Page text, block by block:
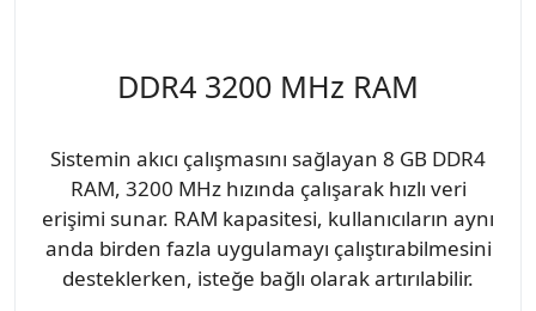
DDR4 3200 MHz RAM
Sistemin akıcı çalışmasını sağlayan 8 GB DDR4
RAM, 3200 MHz hızında çalışarak hızlı veri
erişimi sunar. RAM kapasitesi, kullanıcıların aynı
anda birden fazla uygulamayı çalıştırabilmesini
desteklerken, isteğe bağlı olarak artırılabilir.